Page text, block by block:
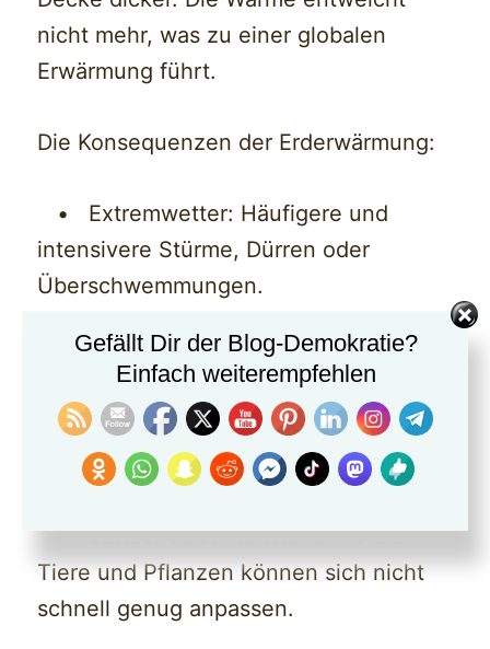
nicht mehr, was zu einer globalen
Erwärmung führt.
Die Konsequenzen der Erderwärmung:
• Extremwetter: Häufigere und
intensivere Stürme, Dürren oder
Überschwemmungen.
• Steigende Meeresspiegel:
Schmelzende Gletscher und Polkappen
gefährden Millionen Menschen in
Küstenregionen.
• Verlust von Artenvielfalt: Viele
Tiere und Pflanzen können sich nicht
schnell genug anpassen.
Gefällt Dir der Blog-Demokratie?
Einfach weiterempfehlen